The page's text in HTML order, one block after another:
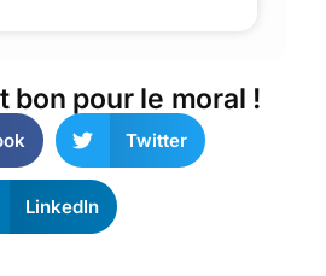
bon pour le moral !
Twitter
LinkedIn